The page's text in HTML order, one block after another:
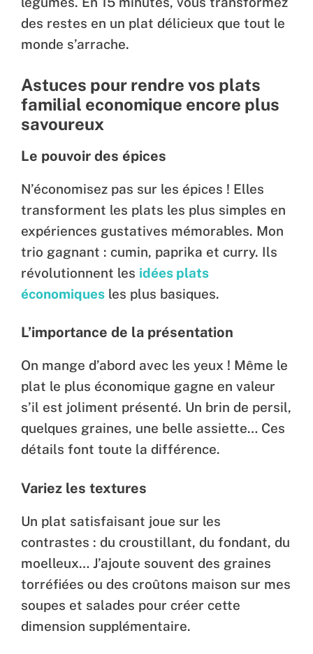
des restes en un plat délicieux que tout le
monde s’arrache.
Astuces pour rendre vos plats
familial economique encore plus
savoureux
Le pouvoir des épices
N’économisez pas sur les épices ! Elles
transforment les plats les plus simples en
expériences gustatives mémorables. Mon
trio gagnant : cumin, paprika et curry. Ils
révolutionnent les idées plats
économiques les plus basiques.
L’importance de la présentation
On mange d’abord avec les yeux ! Même le
plat le plus économique gagne en valeur
s’il est joliment présenté. Un brin de persil,
quelques graines, une belle assiette… Ces
détails font toute la différence.
Variez les textures
Un plat satisfaisant joue sur les
contrastes : du croustillant, du fondant, du
moelleux… J’ajoute souvent des graines
torréfiées ou des croûtons maison sur mes
soupes et salades pour créer cette
dimension supplémentaire.